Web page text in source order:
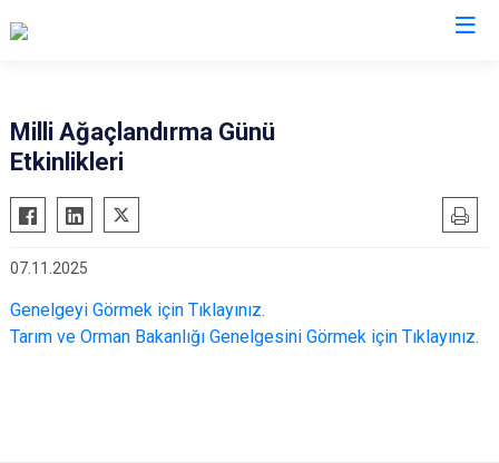
Milli Ağaçlandırma Günü
Etkinlikleri
07.11.2025
Genelgeyi Görmek için Tıklayınız.
Tarım ve Orman Bakanlığı Genelgesini Görmek için Tıklayınız.